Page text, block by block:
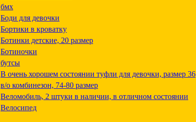
бмх
Боди для девочки
Бортики в кроватку
Ботинки детские, 20 размер
Ботиночки
бутсы
В очень хорошем состоянии туфли для девочки, размер 36
в/о комбинезон, 74-80 размер
Веломобиль, 2 штуки в наличии, в отличном состоянии
Велосипед